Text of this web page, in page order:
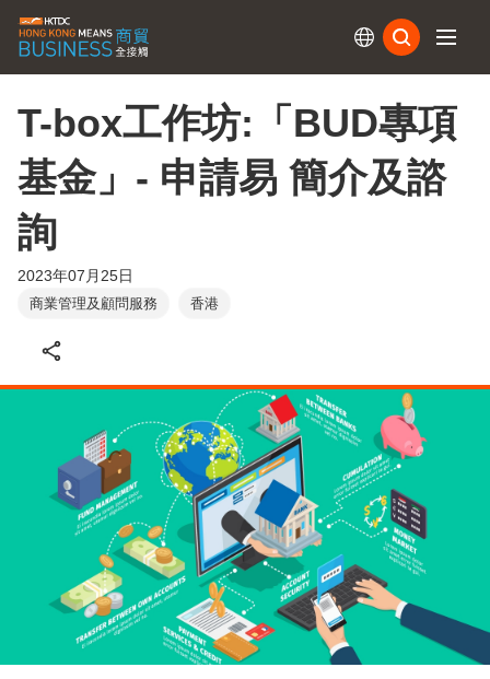
T-box工作坊:「BUD專項
基金」- 申請易 簡介及諮
詢
2023年07月25日
商業管理及顧問服務 香港